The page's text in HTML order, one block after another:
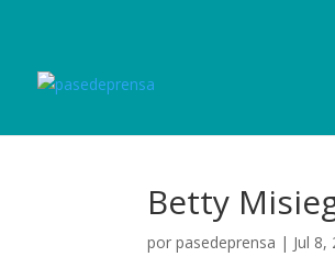
Betty
porpasedeprensa | Jul 8,